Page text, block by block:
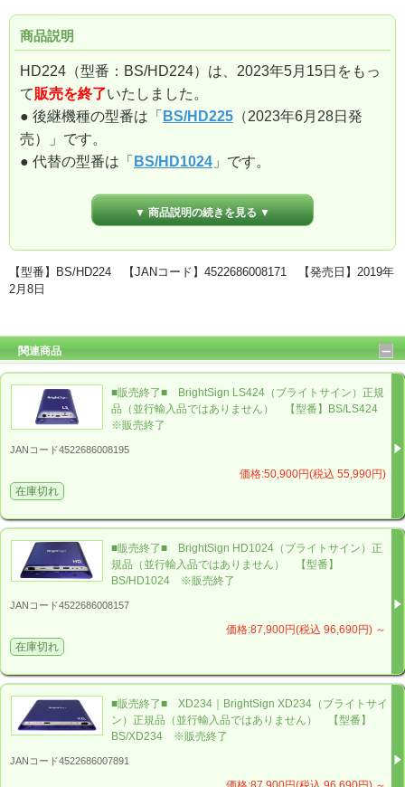
商品説明
HD224（型番：BS/HD224）は、2023年5月15日をもっ
て販売を終了いたしました。
● 後継機種の型番は「 BS/HD225 （2023年6月28日発
売）」です。
● 代替の型番は「 BS/HD1024 」です。
「BrightSign HD224」 と
「GPIOコネクター12ピン1個」の同時購入に限り、
「GPIOコネクター12ピン1個
当店通常価格：4,700円（税込5,170円）
⇒同時購入特価：3,900円（税込4,290円）
microSDカード
HD224（BrightSign HD224）の詳細は、BrightSign（ブ
ジャパンマテリアル株式会社
または 弊社（株式会社バック・ステージ）のホームペー
ジをご確認ください。
また、BrightSign（ブライトサイン）の「マニュアル
類」や「よくあるご質問」等をまとめた
【お役立ち情報リンク集】
BrightSign【お役立ち情報リンク集】
BrightSign HD224を購入するなら「BS
▼ 商品説明の続きを見る ▼
【型番】BS/HD224 【JANコード】4522686008171 【発売日】2019年
2月8日
関連商品
■販売終了■ BrightSign LS424（ブライトサイン）正規
品（並行輸入品ではありません） 【型番】BS/LS424
※販売終了
JANコード4522686008195
価格:50,900円(税込 55,990円)
在庫切れ
■販売終了■ BrightSign HD1024（ブライトサイン）正
規品（並行輸入品ではありません） 【型番】
BS/HD1024 ※販売終了
JANコード4522686008157
価格:87,900円(税込 96,690円) ～
在庫切れ
■販売終了■ XD234｜BrightSign XD234（ブライトサイ
ン）正規品（並行輸入品ではありません） 【型番】
BS/XD234 ※販売終了
JANコード4522686007891